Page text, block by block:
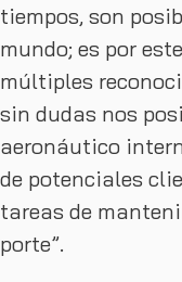
tiempos, son
mundo; es por
múltiples
sin dudas nos
aeronáutico
de potenciales
tareas de
porte”.